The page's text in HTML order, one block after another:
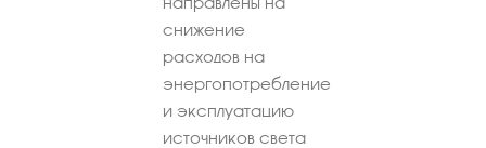
снижение
расходов на
энергопотребление
и эксплуатацию
источников света